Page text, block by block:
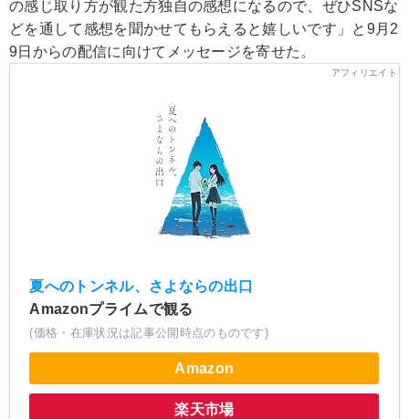
の感じ取り方が観た方独自の感想になるので、ぜひSNSな
どを通して感想を聞かせてもらえると嬉しいです」と9月2
9日からの配信に向けてメッセージを寄せた。
夏へのトンネル、さよならの出口
Amazonプライムで観る
(価格・在庫状況は記事公開時点のものです)
Amazon
楽天市場